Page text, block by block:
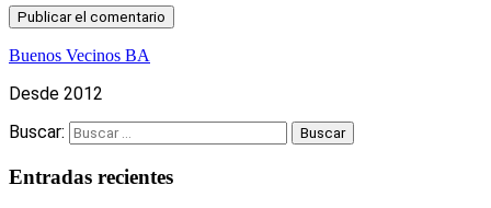
Buenos Vecinos BA
Desde 2012
Buscar:
Entradas recientes